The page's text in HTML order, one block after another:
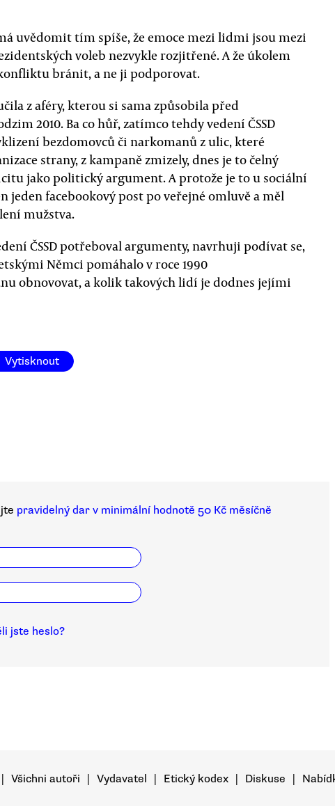
uvědomit tím spíše, že emoce mezi lidmi jsou mezi
voleb nezvykle rozjitřené. A že úkolem
bránit, a ne ji podporovat.
z aféry, kterou si sama způsobila před
2010. Ba co hůř, zatímco tehdy vedení ČSSD
bezdomovců či narkomanů z ulic, které
strany, z kampaně zmizely, dnes je to čelný
jako politický argument. A protože je to u sociální
jeden facebookový post po veřejné omluvě a měl
mužstva.
ČSSD potřeboval argumenty, navrhuji podívat se,
Němci pomáhalo v roce 1990
obnovovat, a kolik takových lidí je dodnes jejími
Vytisknout
pravidelný dar v minimální hodnotě 50 Kč měsíčně
jste heslo?
Všichni autoři Vydavatel Etický kodex Diskuse